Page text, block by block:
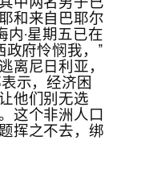
和来自巴耶尔
内·星期五已在
政府怜悯我，”
离尼日利亚，
示，经济困
他们别无选
这个非洲人口
挥之不去，绑